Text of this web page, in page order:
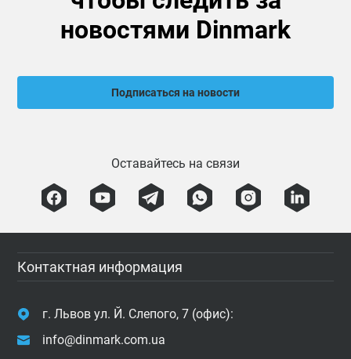
новостями Dinmark
Подписаться на новости
Оставайтесь на связи
Контактная информация
г. Львов ул. Й. Слепого, 7 (офис):
info@dinmark.com.ua